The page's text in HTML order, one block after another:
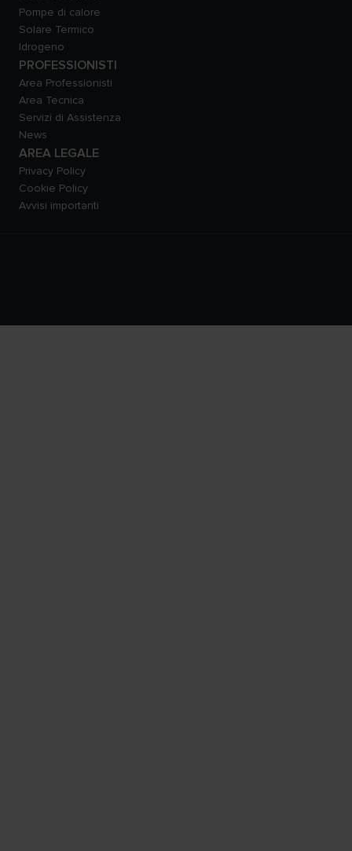
Pompe di calore
Solare Termico
Idrogeno
PROFESSIONISTI
Area Professionisti
Area Tecnica
Servizi di Assistenza
News
AREA LEGALE
Privacy Policy
Cookie Policy
Avvisi importanti